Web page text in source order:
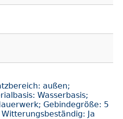
außen;
Wasserbasis;
Gebindegröße: 5
Ja